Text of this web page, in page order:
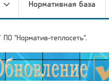
Нормативная база
"Норматив-теплосеть".